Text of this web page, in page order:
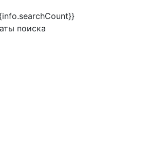
поиска